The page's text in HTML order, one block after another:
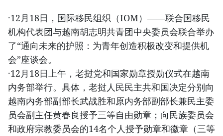
·12月18日，国际移民组织（IOM）——联合国移民
机构代表团与越南胡志明共青团中央委员会联合举办
了“通向未来的护照：为青年创造积极改变和提供机
会”座谈会。
·12月18日上午，老挝党和国家勋章授勋仪式在越南
内务部举行。具体，老挝人民民主共和国决定分别向
越南内务部副部长武战胜和原内务部副部长兼民主委
员会副主任黄春良授予三等自由勋章；向民族委员会
和政府宗教委员会的14名个人授予勋章和徽章（三等